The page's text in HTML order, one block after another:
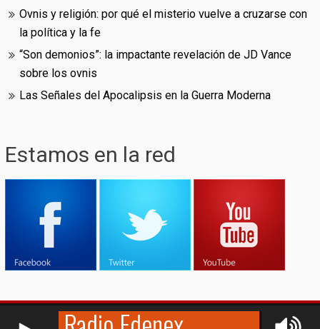
Ovnis y religión: por qué el misterio vuelve a cruzarse con
la política y la fe
“Son demonios”: la impactante revelación de JD Vance
sobre los ovnis
Las Señales del Apocalipsis en la Guerra Moderna
Estamos en la red
RCAST.NET
© (2009-2026)Edenex